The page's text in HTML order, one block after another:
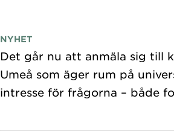
NYHET
Det går nu att anmäla sig till
Umeå som äger rum på
intresse för frågorna – både